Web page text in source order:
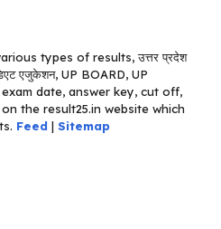
types of results, उत्तर प्रदेश
एजुकेशन, UP BOARD, UP
date, answer key, cut off,
the result25.in website which
Feed | Sitemap